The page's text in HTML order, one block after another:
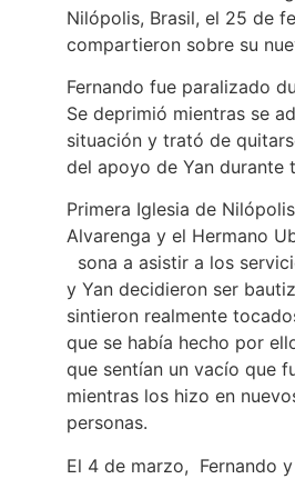
Nilópolis, Brasil, el 25 de
compartieron sobre su
Fernando fue paralizado
Se deprimió mientras se
situación y trató de
del apoyo de Yan durante
Primera Iglesia de
Alvarenga y el Hermano
sona a asistir a los
y Yan decidieron ser
sintieron realmente
que se había hecho por
que sentían un vacío que
mientras los hizo en
personas.
El 4 de marzo, Fernando